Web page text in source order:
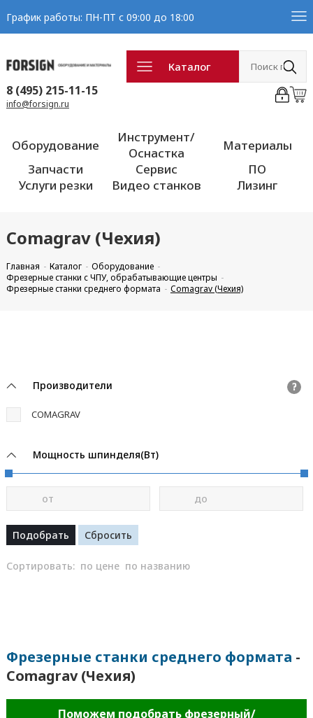
График работы: ПН-ПТ с 09:00 до 18:00
Каталог
8 (495) 215-11-15
info@forsign.ru
Оборудование
Инструмент/
Оснастка
Материалы
Запчасти
Сервис
ПО
Услуги резки
Видео станков Лизинг
Comagrav (Чехия)
Главная Каталог
Оборудование
Фрезерные станки с ЧПУ, обрабатывающие центры
Фрезерные станки среднего формата
Comagrav (Чехия)
Производители ?
COMAGRAV
Мощность шпинделя(Вт)
от до
Сортировать: по цене по названию
Фрезерные станки среднего формата -
Comagrav (Чехия)
Поможем подобрать фрезерный/